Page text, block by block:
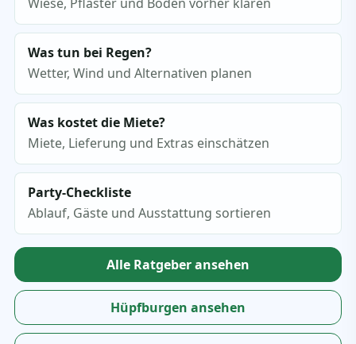
Was tun bei Regen?
Wetter, Wind und Alternativen planen
Was kostet die Miete?
Miete, Lieferung und Extras einschätzen
Party-Checkliste
Ablauf, Gäste und Ausstattung sortieren
Alle Ratgeber ansehen
Hüpfburgen ansehen